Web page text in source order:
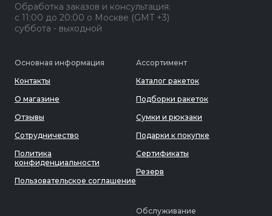
Обработка заказов и консультация:
с 11:00 до 20:00 о Москве (GMT +3)
суббота - выходной
Основная информация
Контакты
О магазине
Отзывы
Сотрудничество
Политика
конфиденциальности
Пользовательское соглашение
Ассортимент
Каталог ракеток
Подборки ракеток
Сумки и рюкзаки
Подарки к покупке
Сертификаты
Резерв
Обслуживание